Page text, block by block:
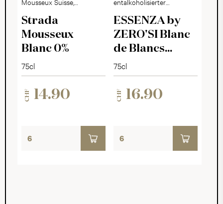
alkoholfrei
Strada
Mousseux
Blanc 0%
75cl
CHF 14.90
Schaumwein
ESSENZA by
ZERO'SI Blanc
de Blancs
Millésimé 2025
75cl
CHF 16.90